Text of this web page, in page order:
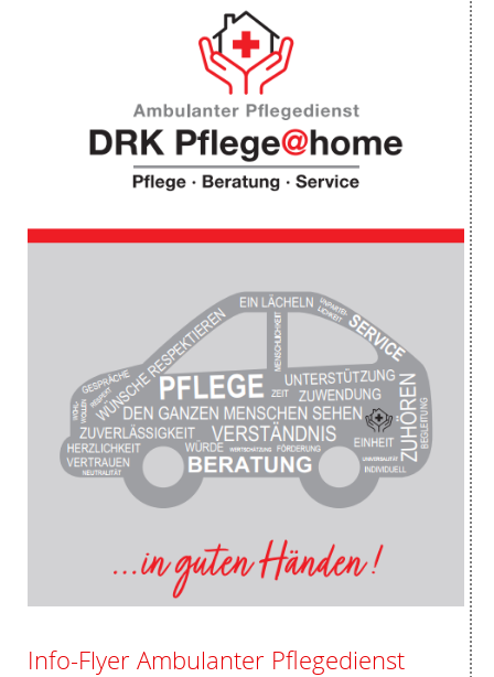
Info-Flyer Ambulanter Pflegedienst